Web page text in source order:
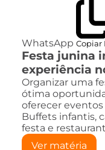
WhatsApp Copiar
Festa junina
experiência
Organizar uma
ótima
oferecer
Buffets infantis,
festa e
Ver matéria